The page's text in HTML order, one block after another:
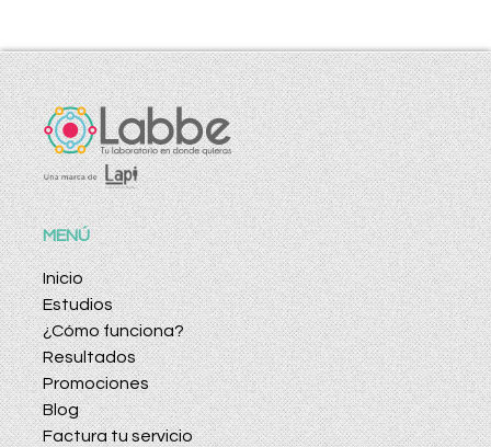
MENÚ
Inicio
Estudios
¿Cómo funciona?
Resultados
Promociones
Blog
Factura tu servicio